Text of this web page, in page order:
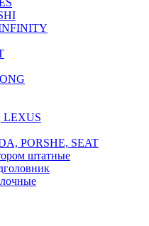
LEXUS
PORSHE, SEAT
штатные